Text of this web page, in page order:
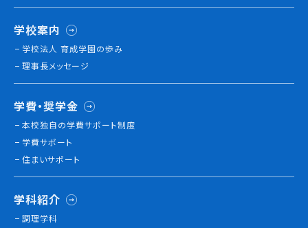
学校の特長
チャレンジプログラム
フォローアップレッスン
海外研修
施設・設備紹介
先生紹介
キャンパスライフ
学生カフェ営業インフォメーション
コックコート紹介
学校案内
学校法人 育成学園の歩み
理事長メッセージ
学費・奨学金
本校独⾃の学費サポート制度
学費サポート
住まいサポート
学科紹介
調理学科